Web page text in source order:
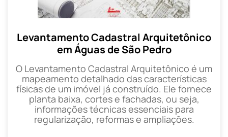
Levantamento Cadastral Arquitetônico
em Águas de São Pedro
O Levantamento Cadastral Arquitetônico é um
mapeamento detalhado das características
físicas de um imóvel já construído. Ele fornece
planta baixa, cortes e fachadas, ou seja,
informações técnicas essenciais para
regularização, reformas e ampliações.